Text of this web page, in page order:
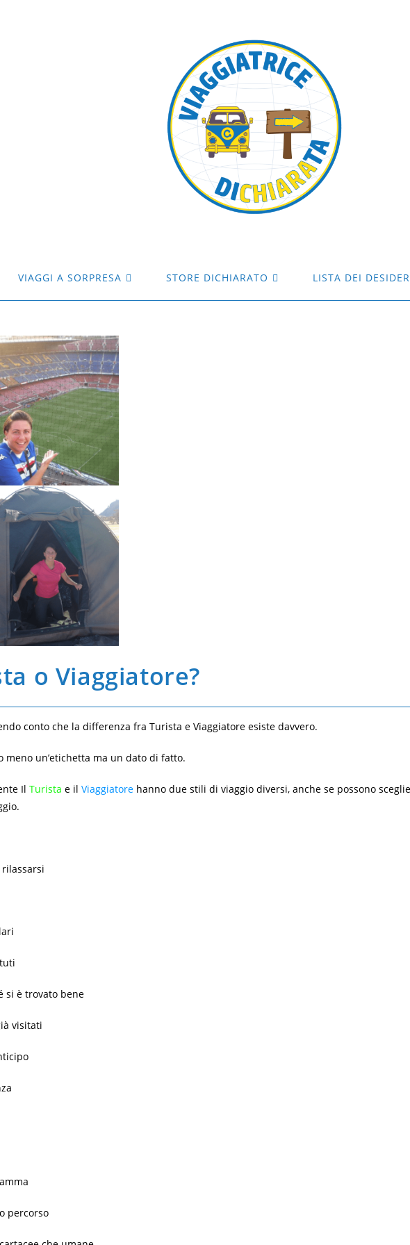
VIAGGI A SORPRESA STORE DICHIARATO LISTA DEI
o Viaggiatore?
conto che la differenza fra Turista e Viaggiatore esiste davvero.
un’etichetta ma un dato di fatto.
Il Turista e il Viaggiatore hanno due stili di viaggio diversi, anche se possono
rilassarsi
si è trovato bene
visitati
percorso